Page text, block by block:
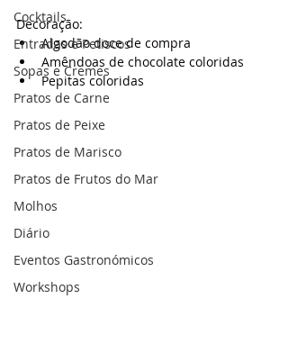
Cocktails
Entradas e Petiscos
Sopas e Cremes
Pratos de Carne
Pratos de Peixe
Pratos de Marisco
Pratos de Frutos do Mar
Molhos
Diário
Eventos Gastronómicos
Workshops
Decoração:
Algodão doce de compra
Amêndoas de chocolate coloridas
Pepitas coloridas